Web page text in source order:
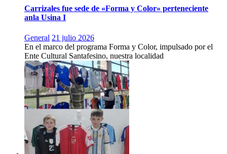
Carrizales fue sede de «Forma y Color» perteneciente
anla Usina I
General 21 julio 2026
En el marco del programa Forma y Color, impulsado por el
Ente Cultural Santafesino, nuestra localidad